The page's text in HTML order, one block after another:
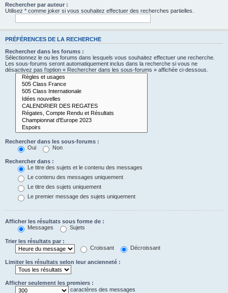
Rechercher par auteur :
Utilisez * comme joker si vous souhaitez effectuer des recherches partielles.
PRÉFÉRENCES DE LA RECHERCHE
Rechercher dans les forums :
Sélectionnez le ou les forums dans lesquels vous souhaitez effectuer une recherche.
Les sous-forums seront automatiquement inclus dans la recherche si vous ne
désactivez pas l’option « Rechercher dans les sous-forums » affichée ci-dessous.
Rechercher dans les sous-forums :
Oui
Non
Rechercher dans :
Le titre des sujets et le contenu des messages
Le contenu des messages uniquement
Le titre des sujets uniquement
Le premier message des sujets uniquement
Afficher les résultats sous forme de :
Messages
Sujets
Trier les résultats par :
Croissant
Décroissant
Limiter les résultats selon leur ancienneté :
Afficher seulement les premiers :
caractères des messages